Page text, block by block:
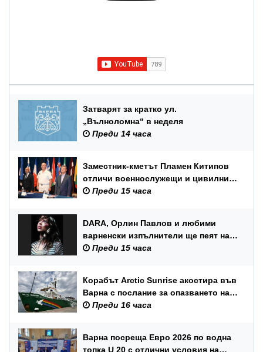
Затварят за кратко ул.
„Вълноломна“ в неделя
Преди 14 часа
Заместник-кметът Пламен Китипов
отличи военнослужещи и цивилни
служители по повод Празника на
Преди 15 часа
DARA, Орлин Павлов и любими
варненски изпълнители ще пеят на
празника на Варна
Преди 15 часа
Корабът Arctic Sunrise акостира във
Варна с послание за опазването на
Черно море
Преди 16 часа
Варна посреща Евро 2026 по водна
топка U 20 с отлични условия на